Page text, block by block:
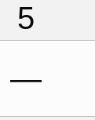
5
—